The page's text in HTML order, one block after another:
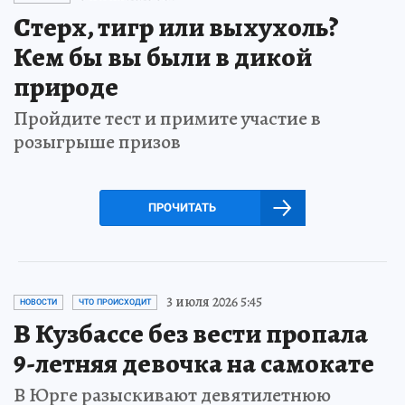
Стерх, тигр или выхухоль?
Кем бы вы были в дикой
природе
Пройдите тест и примите участие в
розыгрыше призов
ПРОЧИТАТЬ
НОВОСТИ ЧТО ПРОИСХОДИТ 3 июля 2026 5:45
В Кузбассе без вести пропала
9-летняя девочка на самокате
В Юрге разыскивают девятилетнюю